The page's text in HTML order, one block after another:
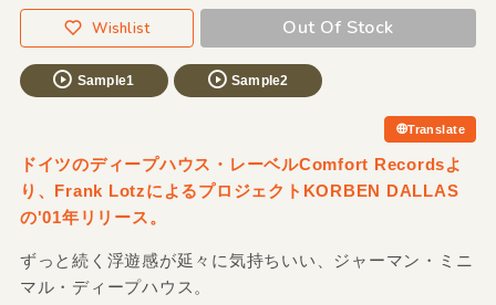
Wishlist Out Of Stock
Sample1 Sample2
Translate
ドイツのディープハウス・レーベルComfort Recordsよ
り、Frank LotzによるプロジェクトKORBEN DALLAS
の'01年リリース。
ずっと続く浮遊感が延々に気持ちいい、ジャーマン・ミニ
マル・ディープハウス。